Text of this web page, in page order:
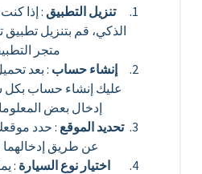
تنزيل التطبيق: إذا كنت
الذكي، قم بتنزيل
متجر
إنشاء حساب: بعد
عليك إنشاء حساب
إدخال بعض
تحديد الموقع: حدد موقعك
عن طريق إدخالهما
اختيار نوع السيارة :